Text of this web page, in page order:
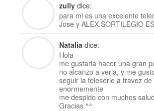
zully dice:
para mi es una excelente
Jose y ALEX.SORTILEGIO
Natalia dice:
Hola
me gustaria hacer una gran
no alcanzo a verla, y me
seguir la teleserie a travez
enormemente
me despido con muchos
Gracias ^^